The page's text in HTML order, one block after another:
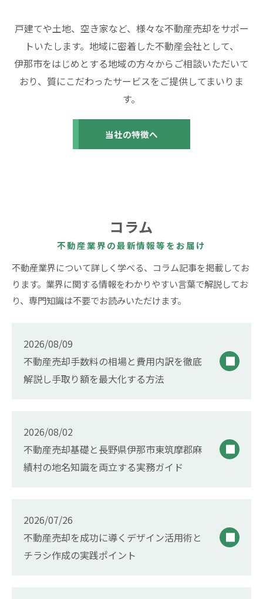
戸建てや土地、空き家など、様々な不動産売却をサポー
トいたします。地域に密着した不動産会社として、
伊那市をはじめとする地域の方々からご相談いただいて
おり、質にこだわったサービスをご提供してまいりま
す。
当社の特徴へ
コラム
不動産業界の最新情報等をお届け
不動産業界について詳しく学べる、コラム記事を掲載してお
ります。業界に関する情報をわかりやすい言葉で解説してお
り、専門知識は不要でお読みいただけます。
2026/08/09
不動産売却手数料の相場と費用内訳を徹底
解説し手取り額を最大化する方法
2026/08/02
不動産売却基礎と長野県伊那市東筑摩郡麻
績村の地名知識を両立する実務ガイド
2026/07/26
不動産売却を成功に導くデザイン活用術と
チラシ作成の実践ポイント